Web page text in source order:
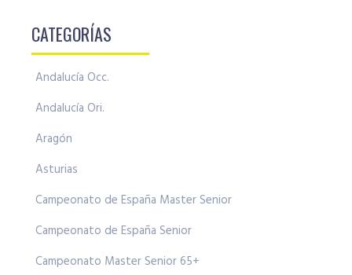
CATEGORÍAS
Andalucía Occ.
Andalucía Ori.
Aragón
Asturias
Campeonato de España Master Senior
Campeonato de España Senior
Campeonato Master Senior 65+